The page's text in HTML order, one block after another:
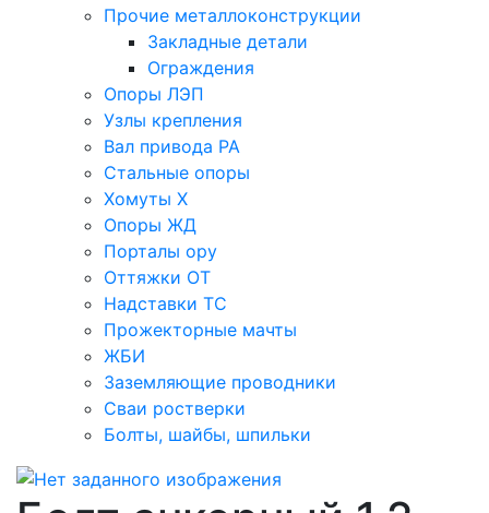
Прочие металлоконструкции
Закладные детали
Ограждения
Опоры ЛЭП
Узлы крепления
Вал привода РА
Стальные опоры
Хомуты Х
Опоры ЖД
Порталы ору
Оттяжки ОТ
Надставки ТС
Прожекторные мачты
ЖБИ
Заземляющие проводники
Сваи ростверки
Болты, шайбы, шпильки